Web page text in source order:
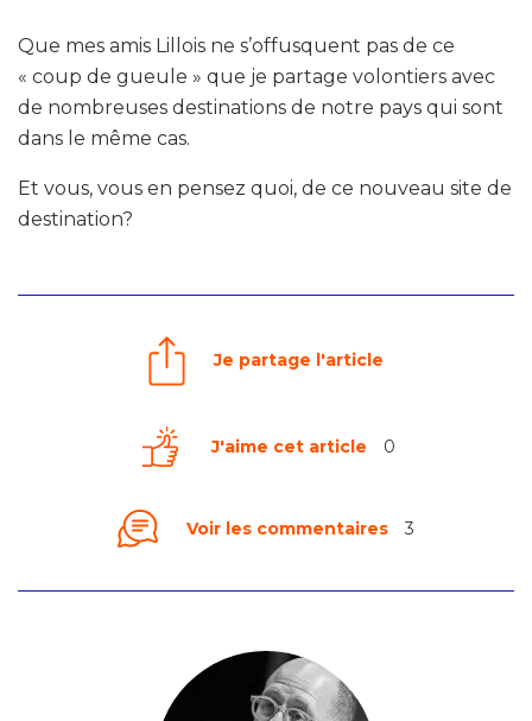
Que mes amis Lillois ne s’offusquent pas de ce
« coup de gueule » que je partage volontiers avec
de nombreuses destinations de notre pays qui sont
dans le même cas.
Et vous, vous en pensez quoi, de ce nouveau site de
destination?
Je partage l'article
J'aime cet article 0
Voir les commentaires 3